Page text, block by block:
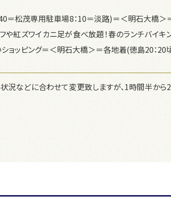
＝松茂専用駐車場8：10＝淡路)＝＜明石大橋＞
や紅ズワイカニ足が食べ放題！春のランチバイ
ョッピング＝＜明石大橋＞＝各地着(徳島20：20
況などに合わせて変更致しますが、1時間半か